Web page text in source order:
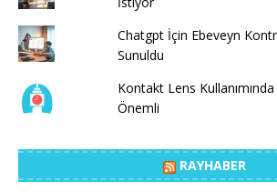
Chatgpt İçin Ebeveyn
Sunuldu
Kontakt Lens
Önemli
RAYHABER